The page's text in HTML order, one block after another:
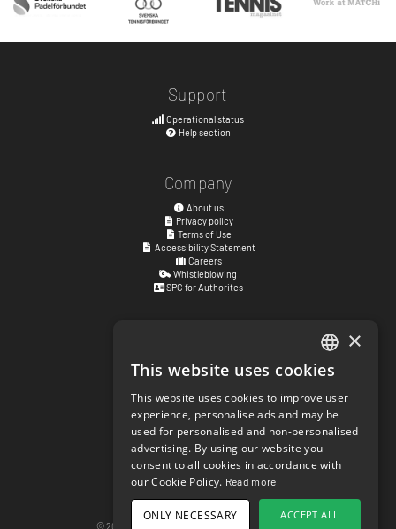
Support
Operational status
Help section
Company
About us
Privacy policy
Terms of Use
Accessibility Statement
Careers
Whistleblowing
SPC for Authorites
Kyrkogatan 17
411 15Göteborg,Sweden
Social links
facebook.com/matchisports
instagram.com/matchisports
MATCHi blog
Cookie Settings
© 2026 matchi.se
ENGLISH
SWEDISH
NORWEGIAN
DANISH
×
This website uses cookies
This website uses cookies to improve user
experience, personalise ads and may be
used for personalised and non-personalised
advertising. By using our website you
consent to all cookies in accordance with
our Cookie Policy. Read more
ACCEPT ALL
ONLY NECESSARY